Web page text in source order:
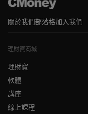
關於我們部落格加入我們
理財寶商城
理財寶
軟體
講座
線上課程